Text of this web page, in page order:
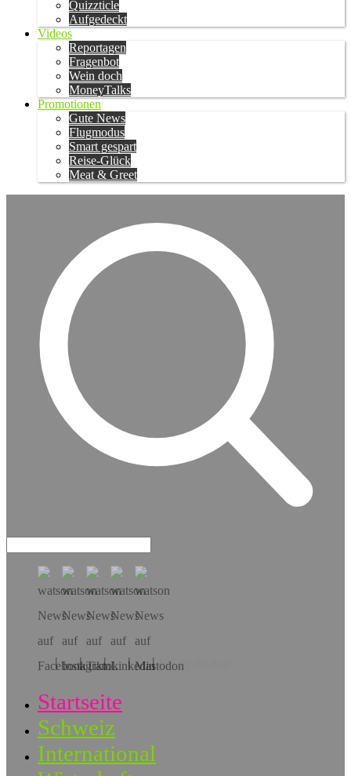
Quizzticle
Aufgedeckt
Videos
Reportagen
Fragenbot
Wein doch
MoneyTalks
Promotionen
Gute News
Flugmodus
Smart gespart
Reise-Glück
Meat & Greet
Hol dir die App!
Startseite
Schweiz
International